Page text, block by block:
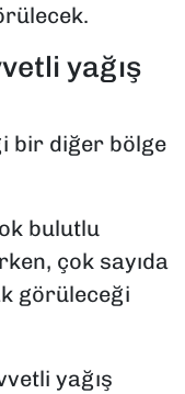
yağış
bir diğer bölge
bulutlu
çok sayıda
görüleceği
yağış